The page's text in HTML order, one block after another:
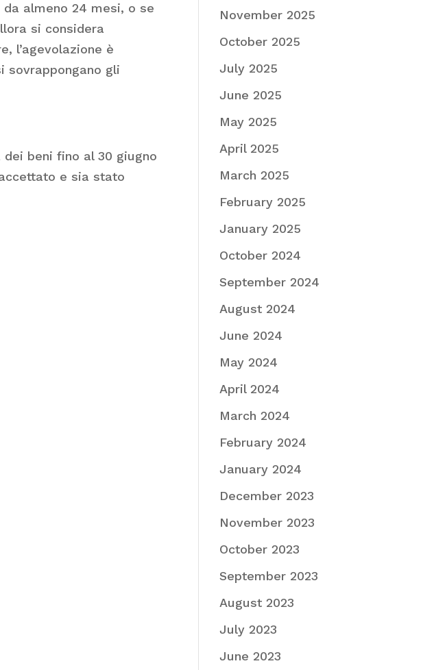
almeno 24 mesi, o se
si considera
l’agevolazione è
sovrappongano gli
beni fino al 30 giugno
e sia stato
November 2025
October 2025
July 2025
June 2025
May 2025
April 2025
March 2025
February 2025
January 2025
October 2024
September 2024
August 2024
June 2024
May 2024
April 2024
March 2024
February 2024
January 2024
December 2023
November 2023
October 2023
September 2023
August 2023
July 2023
June 2023